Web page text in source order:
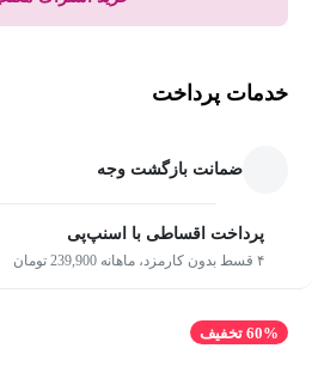
خدمات پرداخت
ضمانت بازگشت وجه
پرداخت اقساطی با اسنپ‌پی
۴ قسط بدون کارمزد، ماهانه 239,900 تومان
60% تخفیف